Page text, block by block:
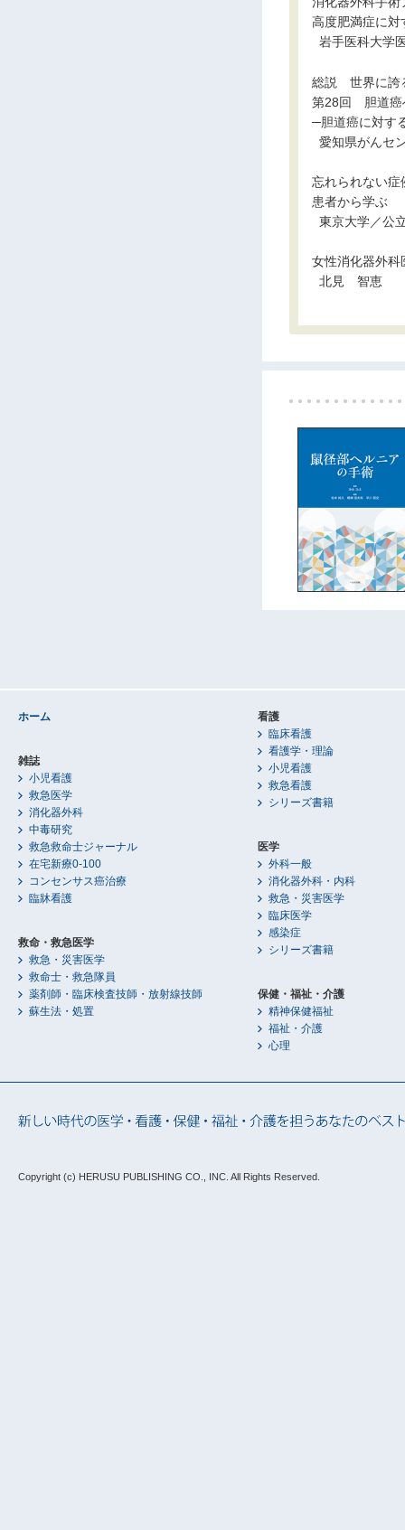
高度肥満症に対
岩手医科大学
総説 世界に誇
第28回 胆道癌
─胆道癌に対す
愛知県がん
忘れられない症
患者から学ぶ
東京大学／
女性消化器外科
北見 智恵
ホーム
雑誌
小児看護
救急医学
消化器外科
中毒研究
救急救命士ジャーナル
在宅新療0-100
コンセンサス癌治療
臨牀看護
救命・救急医学
救急・災害医学
救命士・救急隊員
薬剤師・臨床検査技師・放射線技師
蘇生法・処置
看護
臨床看護
看護学・理論
小児看護
救急看護
シリーズ書籍
医学
外科一般
消化器外科・内科
救急・災害医学
臨床医学
感染症
シリーズ書籍
保健・福祉・介護
精神保健福祉
福祉・介護
心理
Copyright (c) HERUSU PUBLISHING CO., INC. All Rights Reserved.